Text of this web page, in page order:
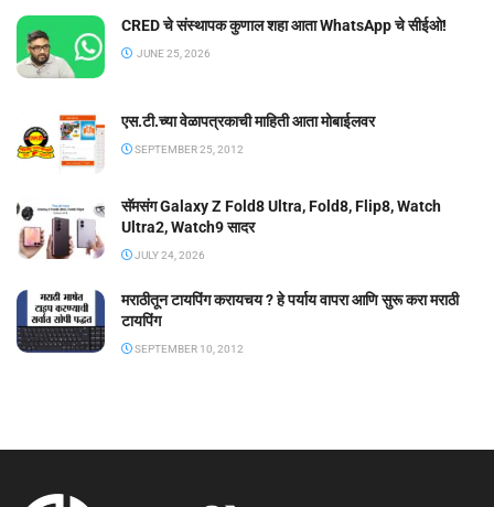
CRED चे संस्थापक कुणाल शहा आता WhatsApp चे सीईओ!
JUNE 25, 2026
एस.टी.च्या वेळापत्रकाची माहिती आता मोबाईलवर
SEPTEMBER 25, 2012
सॅमसंग Galaxy Z Fold8 Ultra, Fold8, Flip8, Watch
Ultra2, Watch9 सादर
JULY 24, 2026
मराठीतून टायपिंग करायचय ? हे पर्याय वापरा आणि सुरू करा मराठी
टायपिंग
SEPTEMBER 10, 2012